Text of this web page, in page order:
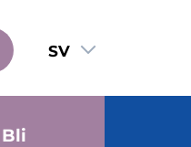
SV
Bli